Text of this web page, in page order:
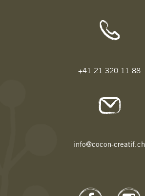
+41 21 320 11 88
info@cocon-creatif.ch